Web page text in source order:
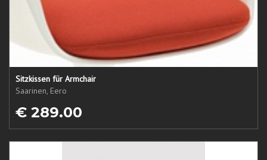
Sitzkissen für Armchair
Saarinen, Eero
€ 289.00